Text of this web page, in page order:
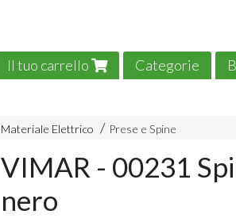
Il tuo carrello Categorie
Materiale Elettrico Prese e Spine
VIMAR - 00231
nero